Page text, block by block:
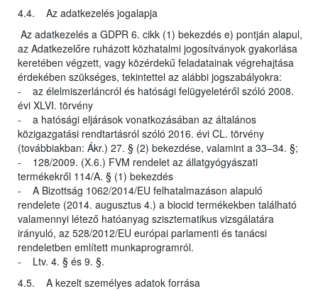
4.4. Az adatkezelés jogalapja
Az adatkezelés a GDPR 6. cikk (1) bekezdés e) pontján alapul,
az Adatkezelőre ruházott közhatalmi jogosítványok gyakorlása
keretében végzett, vagy közérdekű feladatainak végrehajtása
érdekében szükséges, tekintettel az alábbi jogszabályokra:
- az élelmiszerláncról és hatósági felügyeletéről szóló 2008.
évi XLVI. törvény
- a hatósági eljárások vonatkozásában az általános
közigazgatási rendtartásról szóló 2016. évi CL. törvény
(továbbiakban: Ákr.) 27. § (2) bekezdése, valamint a 33–34. §;
- 128/2009. (X.6.) FVM rendelet az állatgyógyászati
termékekről 114/A. § (1) bekezdés
- A Bizottság 1062/2014/EU felhatalmazáson alapuló
rendelete (2014. augusztus 4.) a biocid termékekben található
valamennyi létező hatóanyag szisztematikus vizsgálatára
irányuló, az 528/2012/EU európai parlamenti és tanácsi
rendeletben említett munkaprogramról.
- Ltv. 4. § és 9. §.
4.5. A kezelt személyes adatok forrása